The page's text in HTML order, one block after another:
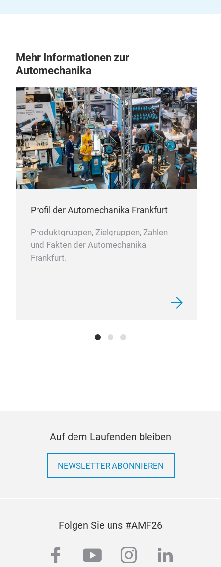
Mehr Informationen zur
Automechanika
Profil der Automechanika Frankfurt
Produktgruppen, Zielgruppen, Zahlen
und Fakten der Automechanika
Frankfurt.
Auf dem Laufenden bleiben
NEWSLETTER ABONNIEREN
Folgen Sie uns #AMF26
facebook
youtubeinstagram
linkedin